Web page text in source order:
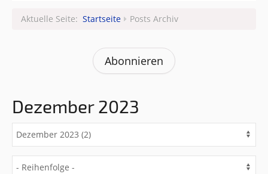
Aktuelle Seite: Startseite Posts Archiv
Abonnieren
Dezember 2023